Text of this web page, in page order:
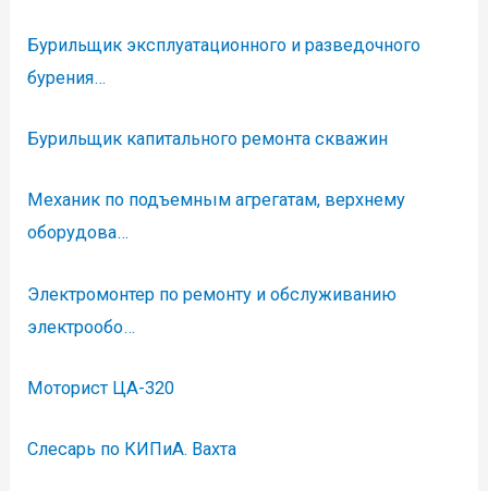
Бурильщик эксплуатационного и разведочного
бурения…
Бурильщик капитального ремонта скважин
Механик по подъемным агрегатам, верхнему
оборудова…
Электромонтер по ремонту и обслуживанию
электрообо…
Моторист ЦА-320
Слесарь по КИПиА. Вахта